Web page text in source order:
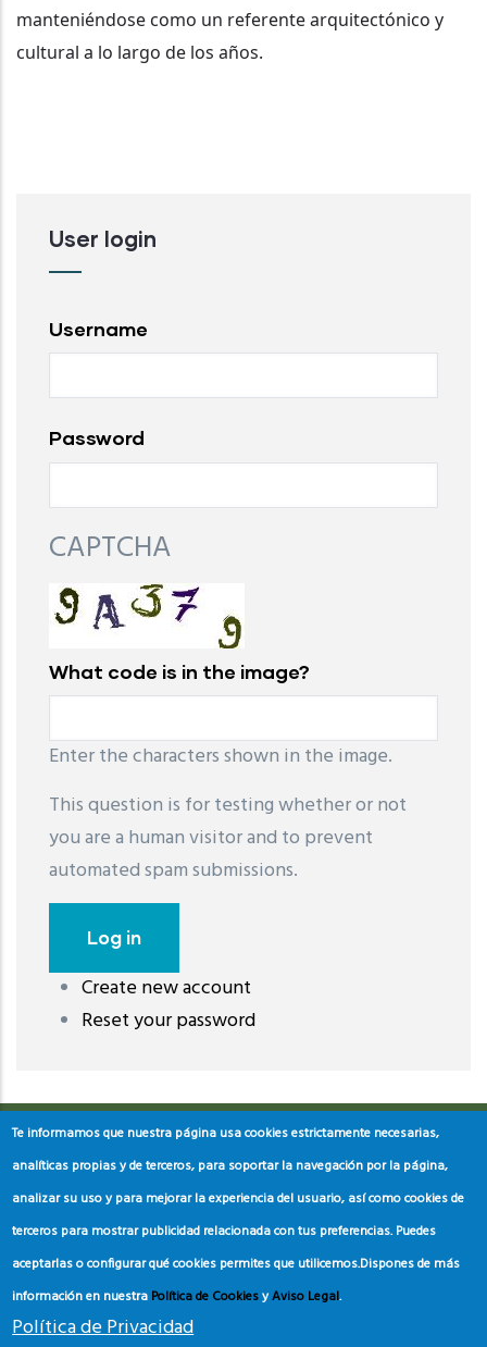
manteniéndose como un referente arquitectónico y
cultural a lo largo de los años.
User login
Username
Password
CAPTCHA
What code is in the image?
Enter the characters shown in the image.
This question is for testing whether or not
you are a human visitor and to prevent
automated spam submissions.
Create new account
Reset your password
레딧 다운로드coloring pages printable
download
Te informamos que nuestra página usa cookies estrictamente necesarias,
analíticas propias y de terceros, para soportar la navegación por la página,
analizar su uso y para mejorar la experiencia del usuario, así como cookies de
terceros para mostrar publicidad relacionada con tus preferencias. Puedes
aceptarlas o configurar qué cookies permites que utilicemos.Dispones de más
información en nuestra Política de CookiesyAviso Legal.
Política de Privacidad